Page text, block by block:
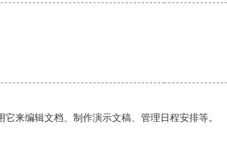
来编辑文档、制作演示文稿、管理日程安排等。